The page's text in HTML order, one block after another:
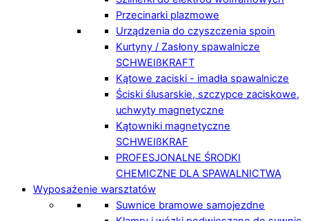
Przecinarki plazmowe
Urządzenia do czyszczenia spoin
Kurtyny / Zasłony spawalnicze
SCHWEIßKRAFT
Kątowe zaciski - imadła spawalnicze
Ściski ślusarskie, szczypce zaciskowe,
uchwyty magnetyczne
Kątowniki magnetyczne
SCHWEIßKRAF
PROFESJONALNE ŚRODKI
CHEMICZNE DLA SPAWALNICTWA
Wyposażenie warsztatów
Suwnice bramowe samojezdne